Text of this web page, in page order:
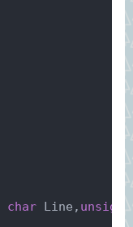
char Line,